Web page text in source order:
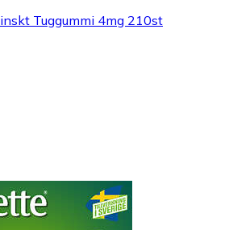
Tuggummi 4mg 210st